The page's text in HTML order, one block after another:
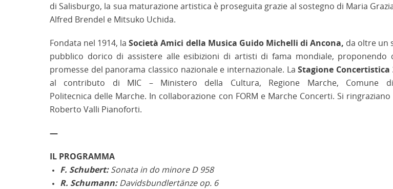
di Salisburgo, la sua maturazione artistica è proseguita grazie al sostegno di Maria
Alfred Brendel e Mitsuko Uchida.
Fondata nel 1914, laSocietà Amici della Musica Guido Michelli di Ancona, da oltre un
pubblico dorico di assistere alle esibizioni di artisti di fama mondiale, proponendo
promesse del panorama classico nazionale e internazionale. LaStagione Concertistica
al contributo di MIC – Ministero della Cultura, Regione Marche, Comune
Politecnica delle Marche. In collaborazione con FORM e Marche Concerti. Si
Roberto Valli Pianoforti.
—
IL PROGRAMMA
F. Schubert:Sonata in do minore D 958
R. Schumann:Davidsbundlertänze op. 6